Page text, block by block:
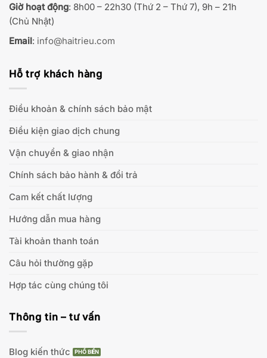
Giờ hoạt động: 8h00 – 22h30 (Thứ 2 – Thứ 7), 9h – 21h
(Chủ Nhật)
Email: info@haitrieu.com
Hỗ trợ khách hàng
Điều khoản & chính sách bảo mật
Điều kiện giao dịch chung
Vận chuyển & giao nhận
Chính sách bảo hành & đổi trả
Cam kết chất lượng
Hướng dẫn mua hàng
Tài khoản thanh toán
Câu hỏi thường gặp
Hợp tác cùng chúng tôi
Thông tin – tư vấn
Blog kiến thức